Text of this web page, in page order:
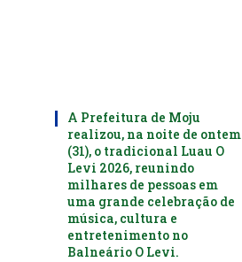
A Prefeitura de Moju
realizou, na noite de ontem
(31), o tradicional Luau O
Levi 2026, reunindo
milhares de pessoas em
uma grande celebração de
música, cultura e
entretenimento no
Balneário O Levi.